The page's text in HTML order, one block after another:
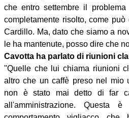
che entro settembre il
completamente risolto, come
Cardillo. Ma, dato che siamo a
le ha mantenute, posso dire che
Cavotta ha parlato di riunioni
"Quelle che lui chiama riunioni
altro che un caffè preso nel mio
non è stato mai detto di far
all'amministrazione. Questa